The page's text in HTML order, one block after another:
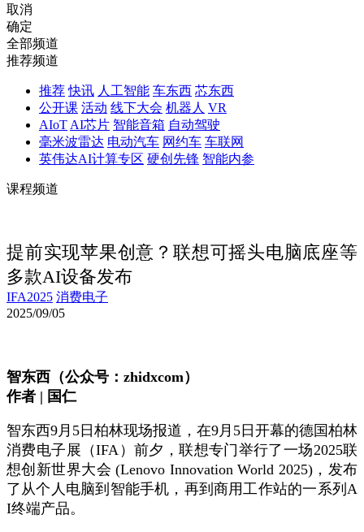
取消
确定
全部频道
推荐频道
推荐 快讯 人工智能 车东西 芯东西
公开课 活动 线下大会 机器人 VR
AIoT AI芯片 智能音箱 自动驾驶
毫米波雷达 电动汽车 网约车 车联网
英伟达AI计算专区 硬创先锋 智能内参
课程频道
提前实现苹果创意？联想可摇头电脑底座等
多款AI设备发布
IFA2025 消费电子
2025/09/05
智东西（公众号：zhidxcom）
作者 | 国仁
智东西9月5日柏林现场报道，在9月5日开幕的德国柏林
消费电子展（IFA）前夕，联想专门举行了一场2025联
想创新世界大会 (Lenovo Innovation World 2025)​，发布
了从个人电脑到智能手机，再到商用工作站的一系列A
I终端产品。